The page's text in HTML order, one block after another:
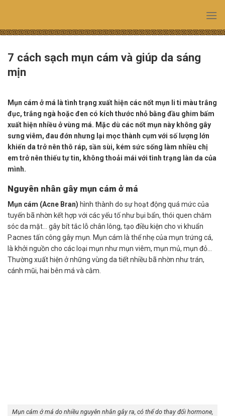
content
7 cách sạch mụn cám và giúp da sáng
mịn
Mụn cám ở má là tình trạng xuất hiện các nốt mụn li ti màu trắng
đục, trắng ngà hoặc đen có kích thước nhỏ bằng đầu ghim bấm
xuất hiện nhiều ở vùng má. Mặc dù các nốt mụn này không gây
sưng viêm, đau đớn nhưng lại mọc thành cụm với số lượng lớn
khiến da trở nên thô ráp, sần sùi, kém sức sống làm nhiều chị
em trở nên thiếu tự tin, không thoải mái với tình trạng làn da của
mình.
Nguyên nhân gây mụn cám ở má
Mụn cám (Acne Bran) hình thành do sự hoạt động quá mức của
tuyến bã nhờn kết hợp với các yếu tố như bụi bẩn, thói quen chăm
sóc da mặt… gây bít tắc lỗ chân lông, tạo điều kiện cho vi khuẩn
P.acnes tấn công gây mụn. Mụn cám là thể nhẹ của mụn trứng cá,
là khởi nguồn cho các loại mụn như mụn viêm, mụn mủ, mụn đỏ…
Thường xuất hiện ở những vùng da tiết nhiều bã nhờn như trán,
cánh mũi, hai bên má và cằm.
Mụn cám ở má do nhiều nguyên nhân gây ra, có thể do thay đổi hormone,